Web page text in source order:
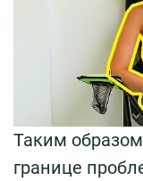
Таким
границе